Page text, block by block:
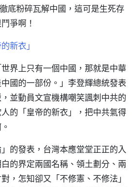
底粉碎瓦解中國，這可是生死存
爭啊！
新衣」
界上只有一個中國，那就是中華
國的一部份。」李登輝總統發表
，並動員文宣機構嘲笑諷刺中共的
人的「皇帝的新衣」，把中共氣得
的發表，台灣本應堂堂正正的入
的界定兩國名稱、領土劃分、兩
，怎知卻又「不修憲、不修法」